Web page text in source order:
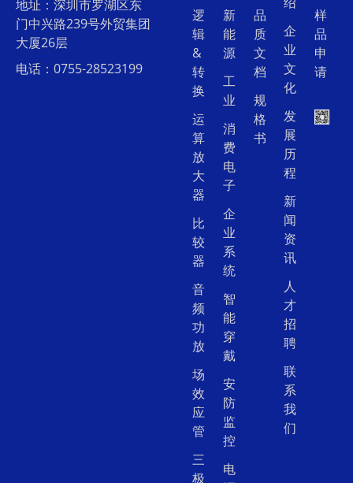
地址：深圳市罗湖区东
门中兴路239号外贸集团
大厦26层
电话：0755-28523199
逻
辑
&
转
换
运
算
放
大
器
比
较
器
音
频
功
放
场
效
应
管
三
极
新
能
源
工
业
消
费
电
子
企
业
系
统
智
能
穿
戴
安
防
监
控
电
品
质
文
档
规
格
书
企
业
文
化
发
展
历
程
新
闻
资
讯
人
才
招
聘
联
系
我
们
样
品
申
请